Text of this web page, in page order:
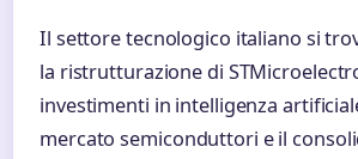
Il settore tecnologico italiano si
la ristrutturazione di
investimenti in intelligenza
mercato semiconduttori e il